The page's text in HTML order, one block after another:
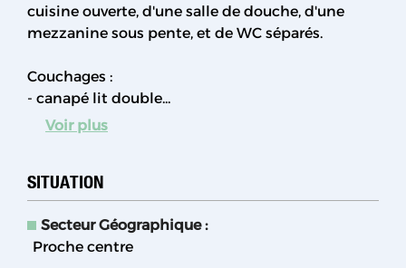
cuisine ouverte, d'une salle de douche, d'une
mezzanine sous pente, et de WC séparés.
Couchages :
- canapé lit double...
Voir plus
SITUATION
Secteur Géographique :
Proche centre